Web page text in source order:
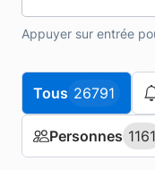
Appuyer sur entrée
Tous 26791
Tous 26791
Personnes 1161
Personnes 1161